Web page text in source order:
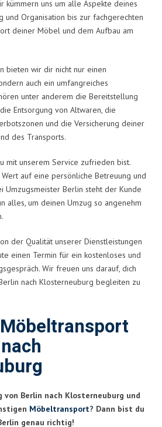
kümmern uns um alle Aspekte deines
und Organisation bis zur fachgerechten
deiner Möbel und dem Aufbau am
bieten wir dir nicht nur einen
auch ein umfangreiches
unter anderem die Bereitstellung
Entsorgung von Altwaren, die
und die Versicherung deiner
des Transports.
mit unserem Service zufrieden bist.
auf eine persönliche Betreuung und
Umzugsmeister Berlin steht der Kunde
alles, um deinen Umzug so angenehm
der Qualität unserer Dienstleistungen
einen Termin für ein kostenloses und
Wir freuen uns darauf, dich
nach Klosterneuburg begleiten zu
von Berlin nach Klosterneuburg und
Möbeltransport? Dann bist du
genau richtig!